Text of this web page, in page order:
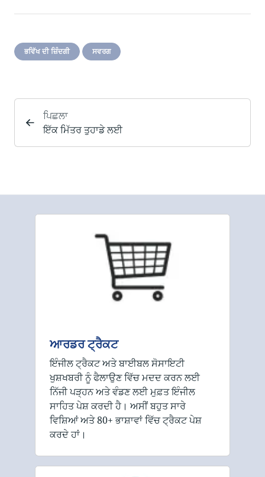
ਭਵਿੱਖ ਦੀ ਜ਼ਿੰਦਗੀ ਸਵਰਗ
ਪਿਛਲਾ
ਇੱਕ ਮਿੱਤਰ ਤੁਹਾਡੇ ਲਈ
ਆਰਡਰ ਟ੍ਰੈਕਟ
ਇੰਜੀਲ ਟ੍ਰੈਕਟ ਅਤੇ ਬਾਈਬਲ ਸੋਸਾਇਟੀ
ਖੁਸ਼ਖਬਰੀ ਨੂੰ ਫੈਲਾਉਣ ਵਿੱਚ ਮਦਦ ਕਰਨ ਲਈ
ਨਿੱਜੀ ਪੜ੍ਹਨ ਅਤੇ ਵੰਡਣ ਲਈ ਮੁਫ਼ਤ ਇੰਜੀਲ
ਸਾਹਿਤ ਪੇਸ਼ ਕਰਦੀ ਹੈ। ਅਸੀਂ ਬਹੁਤ ਸਾਰੇ
ਵਿਸ਼ਿਆਂ ਅਤੇ 80+ ਭਾਸ਼ਾਵਾਂ ਵਿੱਚ ਟ੍ਰੈਕਟ ਪੇਸ਼
ਕਰਦੇ ਹਾਂ।